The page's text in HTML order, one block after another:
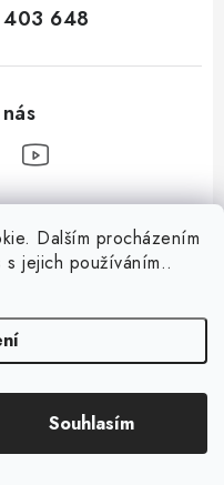
Dalším procházením
jejich používáním..
Souhlasím
648
práva vyhrazena.